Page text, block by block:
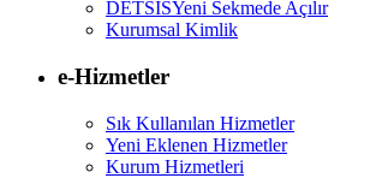
DETSİSYeni Sekmede Açılır
Kurumsal Kimlik
e-Hizmetler
Sık Kullanılan Hizmetler
Yeni Eklenen Hizmetler
Kurum Hizmetleri